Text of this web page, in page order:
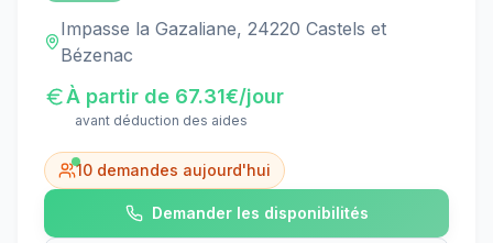
Impasse la Gazaliane, 24220 Castels et
Bézenac
À partir de 67.31€/jour
avant déduction des aides
10 demandes aujourd'hui
Demander les disponibilités